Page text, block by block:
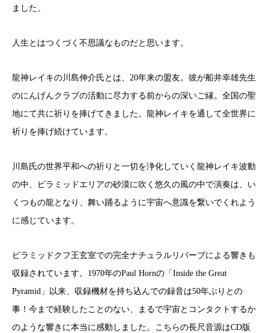
ました。
人生とはつくづく不思議なものだと思います。
龍神レイキの川島伸介氏とは、20年来の盟友。彼が船井幸雄先生
のにんげんクラブの活動に尽力する前からの深いご縁。全国の聖
地にて共に祈りを捧げてきました。龍神レイキを通して全世界に
祈りを捧げ続けています。
川島氏の世界平和への祈りと一切を浄化していく龍神レイキ波動
の中、ピラミッドエリアの砂漠に吹く悠久の風の中で演奏は、い
くつもの龍となり、舞い踊るように宇宙へ意識を繋いでくれよう
に感じています。
ピラミッドクフ王玄室での完全ナチュラルリバーブによる響きも
収録されています。1970年のPaul Hornの「Inside the Great
Pyramid」以来、収録機材を持ち込んでの録音は50年ぶりとの
事！今まで経験したことのない、まるで宇宙とコンタクトするか
のような響きに本当に感動しました。こちらの長尺音源はCD版